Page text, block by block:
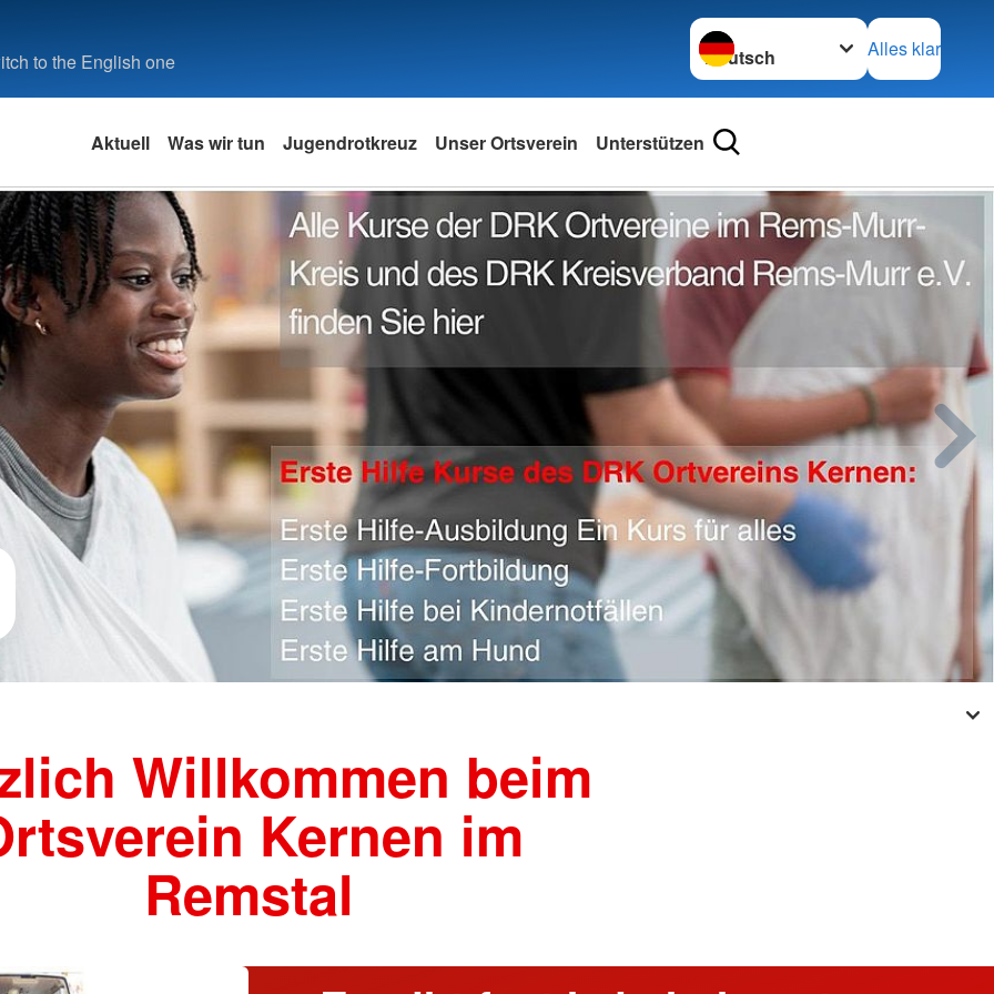
to the English one
Sprache wechseln zu
Alles klar
Aktuell Was wir tun Jugendrotkreuz Unser Ortsverein Unterstützen
Willkommen beim
Kernen im
Remstal